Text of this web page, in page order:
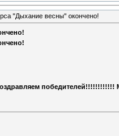
"Дыхание весны" окончено!